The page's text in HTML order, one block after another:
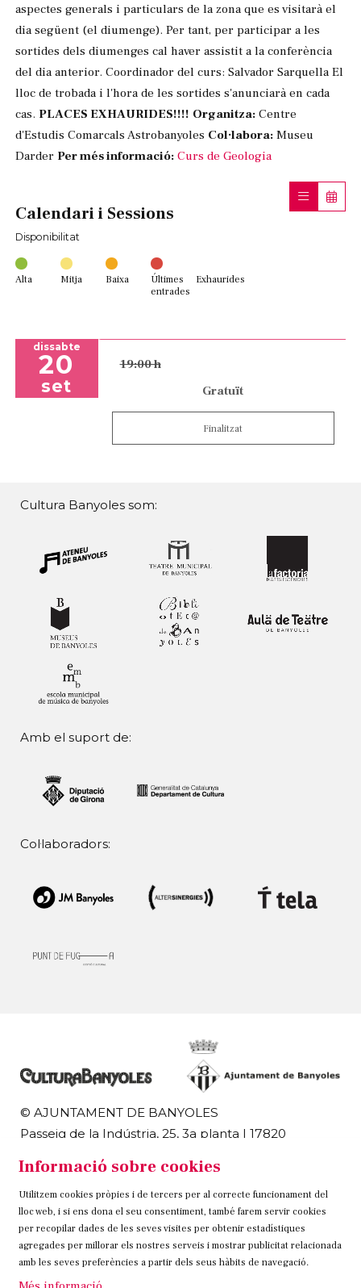
aspectes generals i particulars de la zona que es visitarà el
dia següent (el diumenge). Per tant, per participar a les
sortides dels diumenges cal haver assistit a la conferència
del dia anterior. Coordinador del curs: Salvador Sarquella El
lloc de trobada i l'hora de les sortides s'anunciarà en cada
cas. PLACES EXHAURIDES!!!! Organitza: Centre
d'Estudis Comarcals Astrobanyoles Col·labora: Museu
Darder Per més informació: Curs de Geologia
Calendari i Sessions
Disponibilitat
Alta Mitja Baixa
Últimes
entrades
Exhaurides
dissabte
20
set
19:00 h
Gratuït
Finalitzat
Cultura Banyoles som:
Amb el suport de:
Col·laboradors:
© AJUNTAMENT DE BANYOLES
Passeig de la Indústria, 25, 3a planta | 17820
972 58 18 48 | 972 57 00 50
Sitemap Avís Legal Ús de Cookies Contacteu
Link a instagram
Link a twitter
Link a facebook
Informació sobre cookies
Utilitzem cookies pròpies i de tercers per al correcte funcionament del
lloc web, i si ens dona el seu consentiment, també farem servir cookies
per recopilar dades de les seves visites per obtenir estadístiques
agregades per millorar els nostres serveis i mostrar publicitat relacionada
amb les seves preferències a partir dels seus hàbits de navegació.